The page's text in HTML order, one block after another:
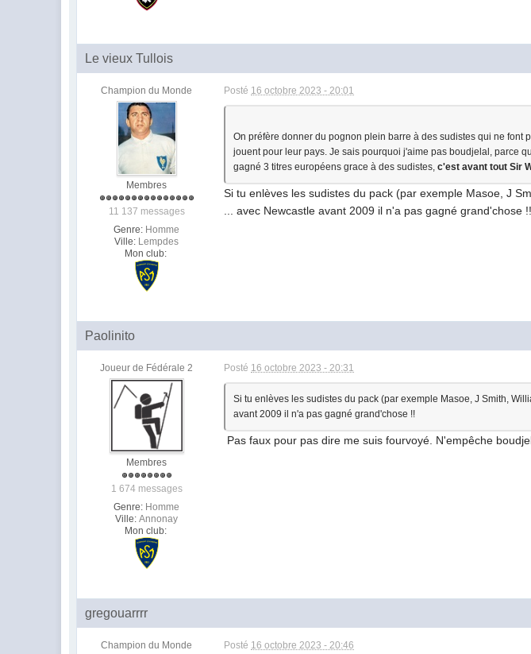
Le vieux Tullois
Champion du Monde
Membres
11 137 messages
Genre: Homme
Ville: Lempdes
Mon club:
Posté 16 octobre 2023 - 20:01
On préfère donner du pognon plein barre à des sudistes qui ne
jouent pour leur pays. Je sais pourquoi j'aime pas boudjelal, parce
gagné 3 titres européens grace à des sudistes,c'est avant tout Sir
Si tu enlèves les sudistes du pack (par exemple Masoe, J
... avec Newcastle avant 2009 il n'a pas gagné grand'chose !!
Paolinito
Joueur de Fédérale 2
Membres
1 674 messages
Genre: Homme
Ville: Annonay
Mon club:
Posté 16 octobre 2023 - 20:31
Si tu enlèves les sudistes du pack (par exemple Masoe, J Smith,
avant 2009 il n'a pas gagné grand'chose !!
Pas faux pour pas dire me suis fourvoyé. N'empêche
gregouarrrr
Champion du Monde Posté 16 octobre 2023 - 20:46